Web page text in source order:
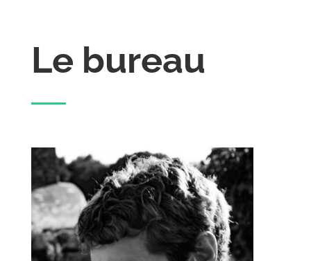
Le bureau